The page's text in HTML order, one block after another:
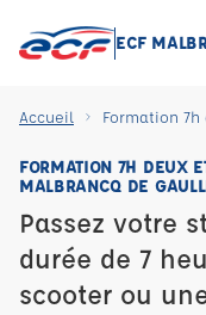
ECF
Accueil Formation
FORMATION 7H DEUX
MALBRANCQ DE
Passez votre
durée de 7
scooter ou